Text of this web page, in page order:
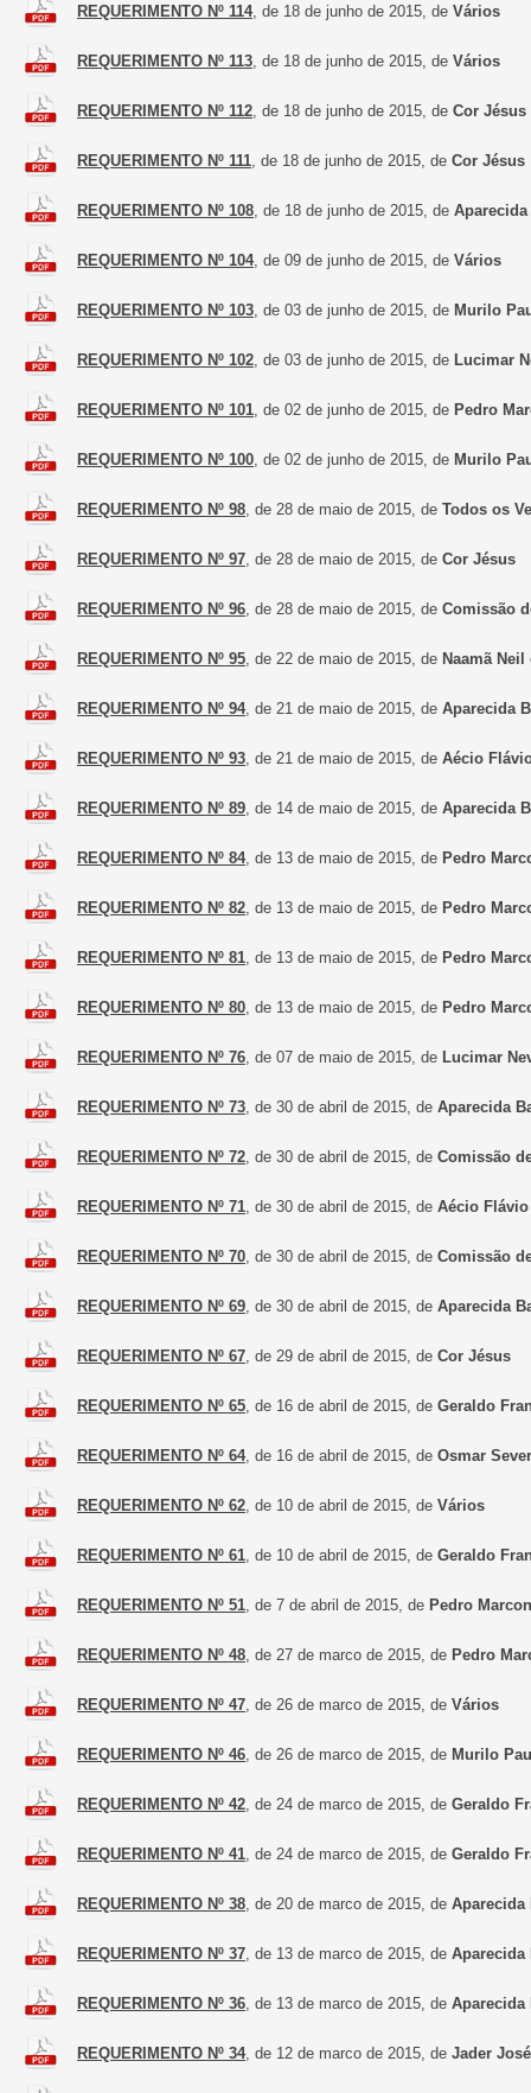
REQUERIMENTO Nº 114, de 18 de junho de 2015, de Vários
REQUERIMENTO Nº 113, de 18 de junho de 2015, de Vários
REQUERIMENTO Nº 112, de 18 de junho de 2015, de Cor Jésus
REQUERIMENTO Nº 111, de 18 de junho de 2015, de Cor Jésus
REQUERIMENTO Nº 108, de 18 de junho de 2015, de
REQUERIMENTO Nº 104, de 09 de junho de 2015, de Vários
REQUERIMENTO Nº 103, de 03 de junho de 2015, de Murilo
REQUERIMENTO Nº 102, de 03 de junho de 2015, de Lucimar
REQUERIMENTO Nº 101, de 02 de junho de 2015, de Pedro
REQUERIMENTO Nº 100, de 02 de junho de 2015, de Murilo
REQUERIMENTO Nº 98, de 28 de maio de 2015, de Todos os
REQUERIMENTO Nº 97, de 28 de maio de 2015, de Cor Jésus
REQUERIMENTO Nº 96, de 28 de maio de 2015, de Comissão
REQUERIMENTO Nº 95, de 22 de maio de 2015, de Naamã
REQUERIMENTO Nº 94, de 21 de maio de 2015, de Aparecida
REQUERIMENTO Nº 93, de 21 de maio de 2015, de Aécio
REQUERIMENTO Nº 89, de 14 de maio de 2015, de Aparecida
REQUERIMENTO Nº 84, de 13 de maio de 2015, de Pedro
REQUERIMENTO Nº 82, de 13 de maio de 2015, de Pedro
REQUERIMENTO Nº 81, de 13 de maio de 2015, de Pedro
REQUERIMENTO Nº 80, de 13 de maio de 2015, de Pedro
REQUERIMENTO Nº 76, de 07 de maio de 2015, de Lucimar
REQUERIMENTO Nº 73, de 30 de abril de 2015, de Aparecida
REQUERIMENTO Nº 72, de 30 de abril de 2015, de Comissão
REQUERIMENTO Nº 71, de 30 de abril de 2015, de Aécio Flávio
REQUERIMENTO Nº 70, de 30 de abril de 2015, de Comissão
REQUERIMENTO Nº 69, de 30 de abril de 2015, de Aparecida
REQUERIMENTO Nº 67, de 29 de abril de 2015, de Cor Jésus
REQUERIMENTO Nº 65, de 16 de abril de 2015, de Geraldo
REQUERIMENTO Nº 64, de 16 de abril de 2015, de Osmar
REQUERIMENTO Nº 62, de 10 de abril de 2015, de Vários
REQUERIMENTO Nº 61, de 10 de abril de 2015, de Geraldo
REQUERIMENTO Nº 51, de 7 de abril de 2015, de Pedro
REQUERIMENTO Nº 48, de 27 de marco de 2015, de Pedro
REQUERIMENTO Nº 47, de 26 de marco de 2015, de Vários
REQUERIMENTO Nº 46, de 26 de marco de 2015, de Murilo
REQUERIMENTO Nº 42, de 24 de marco de 2015, de Geraldo
REQUERIMENTO Nº 41, de 24 de marco de 2015, de Geraldo
REQUERIMENTO Nº 38, de 20 de marco de 2015, de Aparecida
REQUERIMENTO Nº 37, de 13 de marco de 2015, de Aparecida
REQUERIMENTO Nº 36, de 13 de marco de 2015, de Aparecida
REQUERIMENTO Nº 34, de 12 de marco de 2015, de Jader